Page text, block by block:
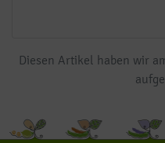
Diesen Artikel haben wir